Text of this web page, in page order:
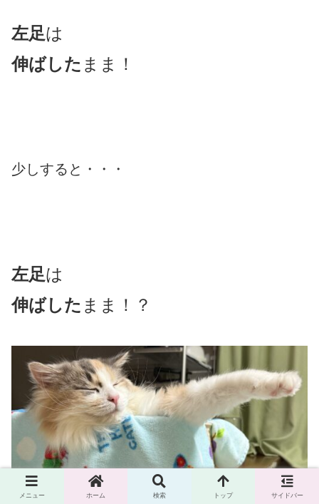
左足は
伸ばした まま！
少しすると・・・
左足は
伸ばした まま！？
メニュー ホーム 検索 トップ サイドバー